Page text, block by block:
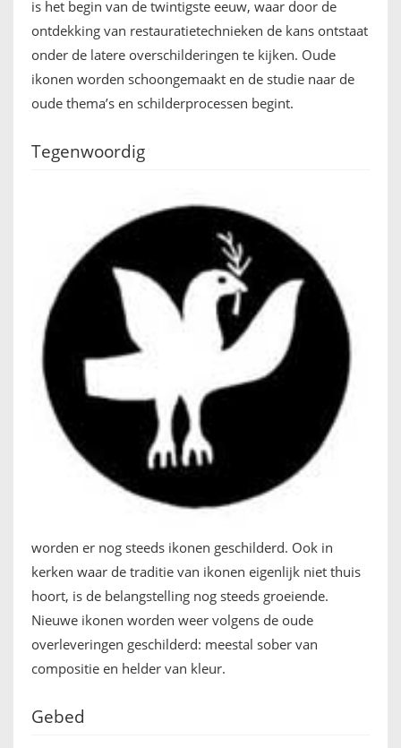
is het begin van de twintigste eeuw, waar door de
ontdekking van restauratietechnieken de kans ontstaat
onder de latere overschilderingen te kijken. Oude
ikonen worden schoongemaakt en de studie naar de
oude thema’s en schilderprocessen begint.
Tegenwoordig
worden er nog steeds ikonen geschilderd. Ook in
kerken waar de traditie van ikonen eigenlijk niet thuis
hoort, is de belangstelling nog steeds groeiende.
Nieuwe ikonen worden weer volgens de oude
overleveringen geschilderd: meestal sober van
compositie en helder van kleur.
Gebed